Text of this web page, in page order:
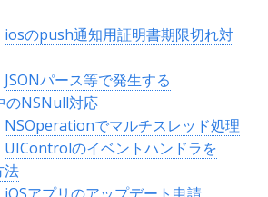
iosのpush通知用証明書期限切れ対
JSONパース等で発生する
のNSNull対応
NSOperationでマルチスレッド処理
UIControlのイベントハンドラを
法